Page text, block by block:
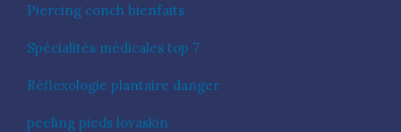
Piercing conch bienfaits
Spécialités médicales top 7
Réflexologie plantaire danger
peeling pieds lovaskin